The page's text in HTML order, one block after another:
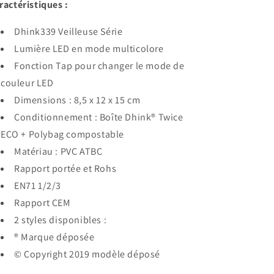
:
Dhink339 Veilleuse Série
Lumière LED en mode multicolore
Fonction Tap pour changer le mode de
couleur LED
Dimensions : 8,5 x 12 x 15 cm
Conditionnement : Boîte Dhink® Twice
ECO + Polybag compostable
Matériau : PVC ATBC
Rapport portée et Rohs
EN71 1/2/3
Rapport CEM
2 styles disponibles :
® Marque déposée
© Copyright 2019 modèle déposé